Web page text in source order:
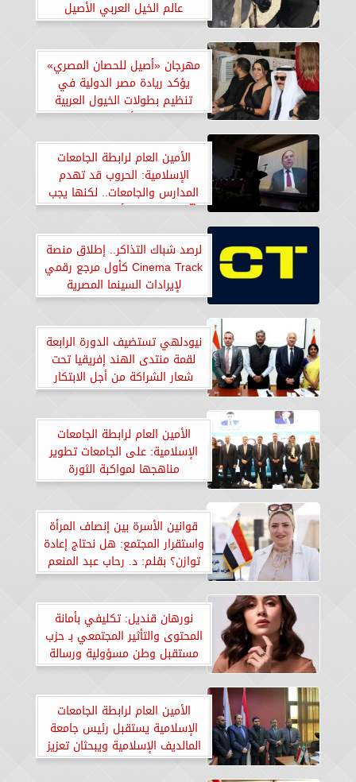
عالم الخيل العربي الأصيل
مهرجان «أصيل للحصان المصري»
يؤكد ريادة مصر الدولية في
تنظيم بطولات الخيول العربية
الأصيلة
الأمين العام لرابطة الجامعات
الإسلامية: الحروب قد تهدم
المدارس والجامعات.. لكنها يجب
ألّا تهدم حق الأطفال والشباب
لرصد شباك التذاكر.. إطلاق منصة
Cinema Track كأول مرجع رقمي
لإيرادات السينما المصرية
نيودلهي تستضيف الدورة الرابعة
لقمة منتدى الهند إفريقيا تحت
شعار الشراكة من أجل الابتكار
والتحول
الأمين العام لرابطة الجامعات
الإسلامية: على الجامعات تطوير
مناهجها لمواكبة الثورة
التكنولوجية وإعداد خريجين
قوانين الأسرة بين إنصاف المرأة
واستقرار المجتمع: هل نحتاج إعادة
توازن؟ بقلم: د. رحاب عبد المنعم
غزالة
نورهان قنديل: تكليفي بأمانة
المحتوى والتأثير المجتمعي بـ حزب
مستقبل وطن مسؤولية ورسالة
لبناء وعي حقيقي
الأمين العام لرابطة الجامعات
الإسلامية يستقبل رئيس جامعة
المالديف الإسلامية ويبحثان تعزيز
التعاون العلمي